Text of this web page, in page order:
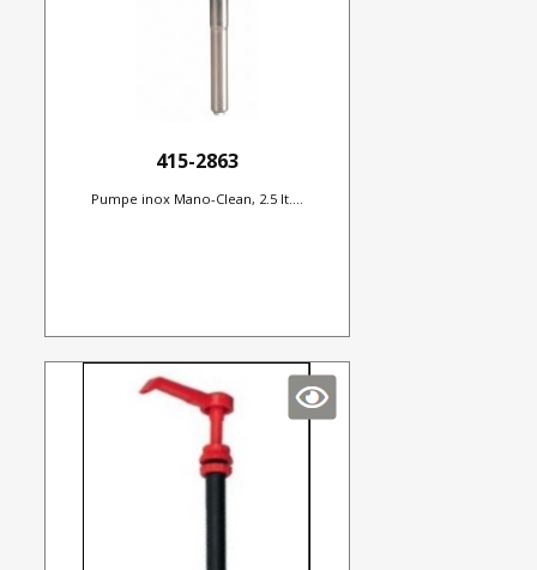
415-2863
Pumpe inox Mano-Clean, 2.5 lt....